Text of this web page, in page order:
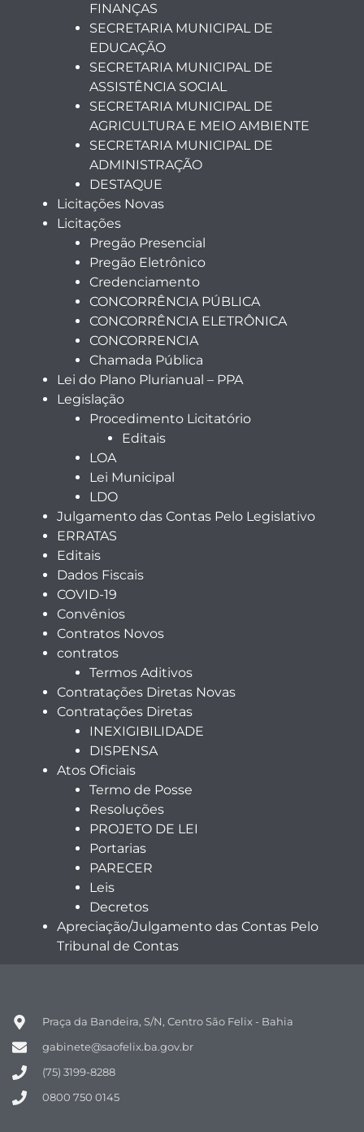
FINANÇAS
SECRETARIA MUNICIPAL DE
EDUCAÇÃO
SECRETARIA MUNICIPAL DE
ASSISTÊNCIA SOCIAL
SECRETARIA MUNICIPAL DE
AGRICULTURA E MEIO AMBIENTE
SECRETARIA MUNICIPAL DE
ADMINISTRAÇÃO
DESTAQUE
Licitações Novas
Licitações
Pregão Presencial
Pregão Eletrônico
Credenciamento
CONCORRÊNCIA PÚBLICA
CONCORRÊNCIA ELETRÔNICA
CONCORRENCIA
Chamada Pública
Lei do Plano Plurianual – PPA
Legislação
Procedimento Licitatório
Editais
LOA
Lei Municipal
LDO
Julgamento das Contas Pelo Legislativo
ERRATAS
Editais
Dados Fiscais
COVID-19
Convênios
Contratos Novos
contratos
Termos Aditivos
Contratações Diretas Novas
Contratações Diretas
INEXIGIBILIDADE
DISPENSA
Atos Oficiais
Termo de Posse
Resoluções
PROJETO DE LEI
Portarias
PARECER
Leis
Decretos
Apreciação/Julgamento das Contas Pelo
Tribunal de Contas
Praça da Bandeira, S/N, Centro São Felix - Bahia
gabinete@saofelix.ba.gov.br
(75) 3199-8288
0800 750 0145